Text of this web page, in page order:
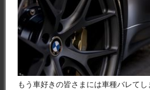
もう車好きの皆さまには車種バレてし